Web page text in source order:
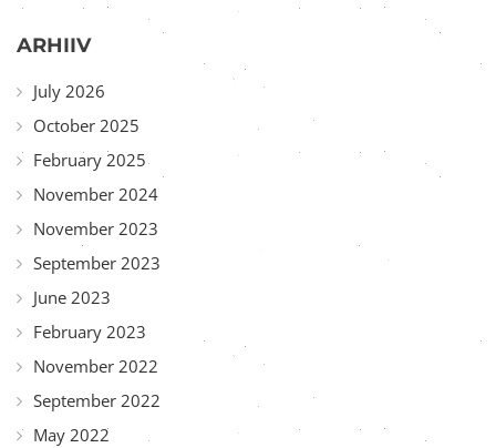
ARHIIV
July 2026
October 2025
February 2025
November 2024
November 2023
September 2023
June 2023
February 2023
November 2022
September 2022
May 2022